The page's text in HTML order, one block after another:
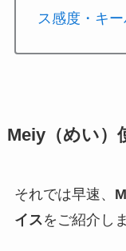
ス感度・キ
Meiy（めい）
それでは早速、
イスをご紹介し